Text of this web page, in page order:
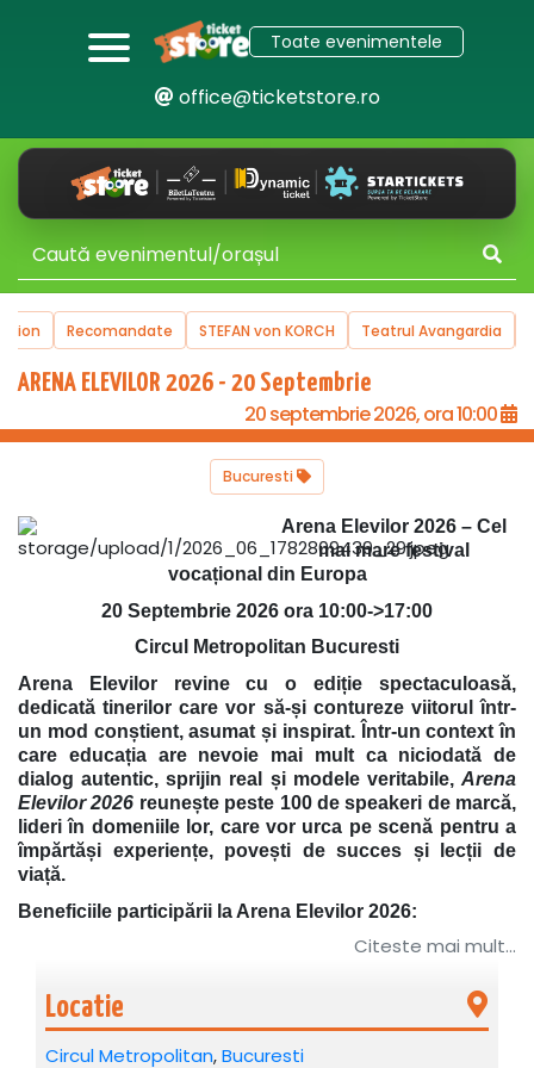
Toate evenimentele
office@ticketstore.ro
Recomandate STEFAN von KORCH Teatrul Avangardia
ARENA ELEVILOR 2026 - 20 Septembrie
20 septembrie 2026, ora 10:00
Bucuresti
Arena Elevilor 2026 – Cel
mai mare festival
vocațional din Europa
20 Septembrie 2026 ora 10:00->17:00
Circul Metropolitan Bucuresti
Arena Elevilor revine cu o ediție spectaculoasă,
dedicată tinerilor care vor să-și contureze viitorul într-
un mod conștient, asumat și inspirat. Într-un context în
care educația are nevoie mai mult ca niciodată de
dialog autentic, sprijin real și modele veritabile, Arena
Elevilor 2026 reunește peste 100 de speakeri de marcă,
lideri în domeniile lor, care vor urca pe scenă pentru a
împărtăși experiențe, povești de succes și lecții de
viață.
Beneficiile participării la Arena Elevilor 2026:
1. Acces la educație alternativă, relevantă și aplicată
să răspundă nevoilor reale ale elevilor, Arena Elevilor
aduce în fața tinerilor conținut practic, orientat spre
dezvoltarea personală și profesională. Workshopurile,
Citeste mai mult...
Locatie
Circul Metropolitan,Bucuresti